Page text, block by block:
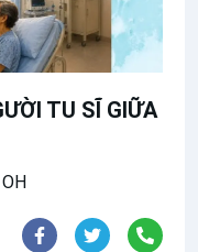
TU SĨ GIỮA